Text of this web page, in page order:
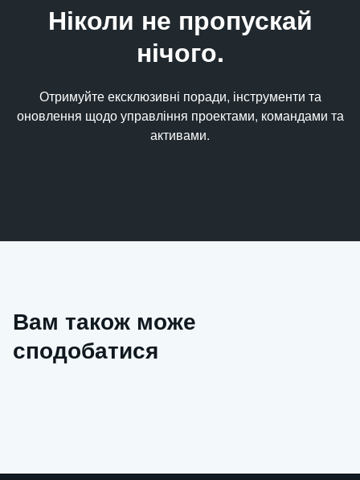
Ніколи не пропускай
нічого.
Отримуйте ексклюзивні поради, інструменти та
оновлення щодо управління проектами, командами та
активами.
Вам також може
сподобатися